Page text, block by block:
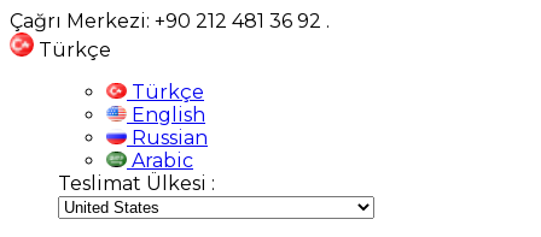
Çağrı Merkezi: +90 212 481 36 92 .
Türkçe
Türkçe
English
Russian
Arabic
Teslimat Ülkesi :